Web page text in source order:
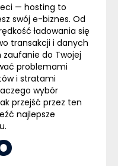
— hosting to
swój e-biznes. Od
ładowania się
transakcji i danych
do Twojej
problemami
i stratami
wybór
przejść przez ten
najlepsze